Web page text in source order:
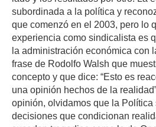
subordinada a la política y
que comenzó en el 2003, pero lo
experiencia como sindicalista es
la administración económica con
frase de Rodolfo Walsh que
concepto y que dice: “Esto es
una opinión hechos de la
opinión, olvidamos que la Política
decisiones que condicionan